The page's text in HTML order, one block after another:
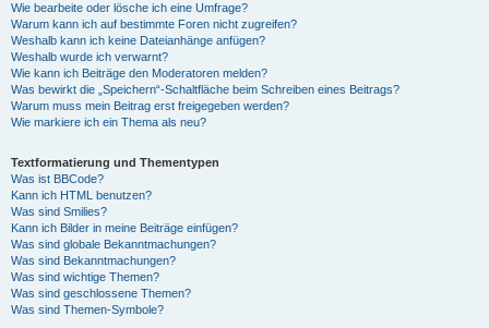
Wie bearbeite oder lösche ich eine Umfrage?
Warum kann ich auf bestimmte Foren nicht zugreifen?
Weshalb kann ich keine Dateianhänge anfügen?
Weshalb wurde ich verwarnt?
Wie kann ich Beiträge den Moderatoren melden?
Was bewirkt die „Speichern“-Schaltfläche beim Schreiben eines Beitrags?
Warum muss mein Beitrag erst freigegeben werden?
Wie markiere ich ein Thema als neu?
Textformatierung und Thementypen
Was ist BBCode?
Kann ich HTML benutzen?
Was sind Smilies?
Kann ich Bilder in meine Beiträge einfügen?
Was sind globale Bekanntmachungen?
Was sind Bekanntmachungen?
Was sind wichtige Themen?
Was sind geschlossene Themen?
Was sind Themen-Symbole?